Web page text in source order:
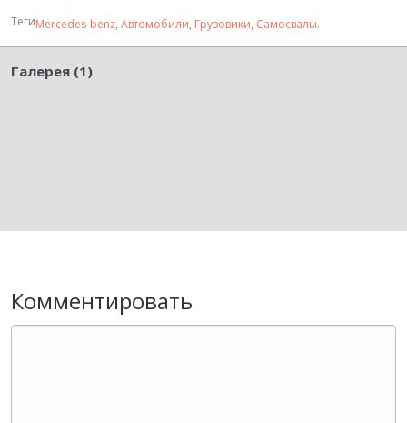
ТегиMercedes-benz, Автомобили, Грузовики, Самосвалы.
Галерея (1)
Комментировать